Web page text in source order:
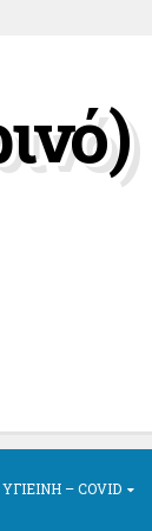
ΥΓΙΕΙΝΉ – COVID